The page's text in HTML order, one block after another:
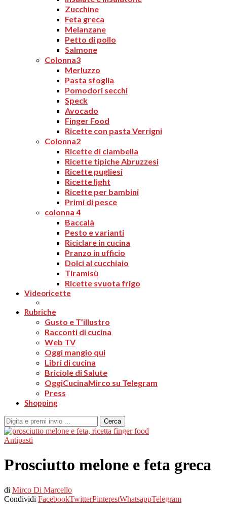
Zucchine
Feta greca
Melanzane
Petto di pollo
Salmone
Colonna3
Merluzzo
Pasta sfoglia
Pomodori secchi
Speck
Avocado
Finger Food
Ricette con pasta Verrigni
Colonna2
Ricette di ciambella
Ricette tipiche Abruzzesi
Ricette pugliesi
Ricette light
Ricette per bambini
Primi di pesce
colonna 4
Baccalà
Pesto e varianti
Riciclare in cucina
Pranzo in ufficio
Dolci al cucchiaio
Tiramisù
Ricette svuota frigo
Videoricette
Rubriche
Gusto e T’illustro
Racconti di cucina
Web TV
Oggi mangio qui
Libri di cucina
Briciole di Salute
OggiCucinaMirco su Telegram
Press
Shopping
Cerca
Antipasti
Prosciutto melone e feta greca
di Mirco Di Marcello
Condividi FacebookTwitterPinterestWhatsappTelegram